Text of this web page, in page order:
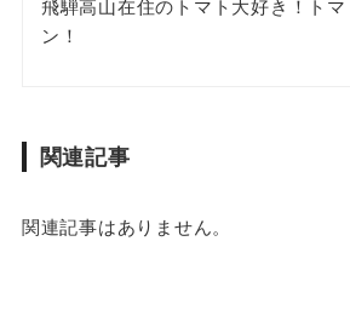
ン！
関連記事
関連記事はありません。